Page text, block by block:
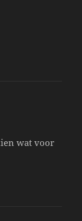
wat voor